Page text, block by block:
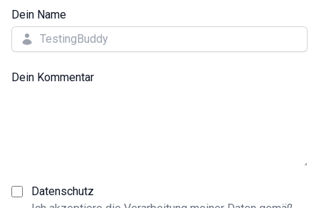
Dein Name
Dein Kommentar
Datenschutz